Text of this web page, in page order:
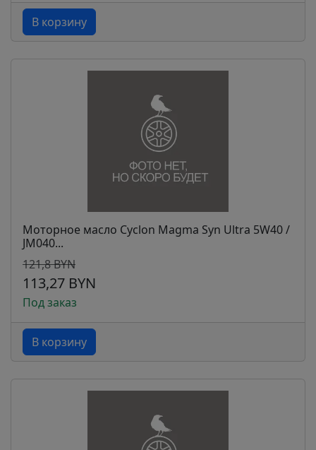
В корзину
Моторное масло Cyclon Magma Syn Ultra 5W40 /
JM040...
121,8 BYN
113,27 BYN
Под заказ
В корзину